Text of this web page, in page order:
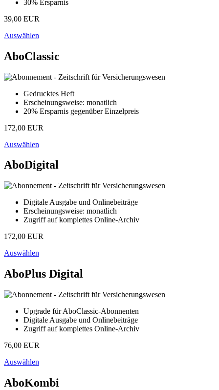
30% Ersparnis
39,00 EUR
Auswählen
AboClassic
Gedrucktes Heft
Erscheinungsweise: monatlich
20% Ersparnis gegenüber Einzelpreis
172,00 EUR
Auswählen
AboDigital
Digitale Ausgabe und Onlinebeiträge
Erscheinungsweise: monatlich
Zugriff auf komplettes Online-Archiv
172,00 EUR
Auswählen
AboPlus Digital
Upgrade für AboClassic-Abonnenten
Digitale Ausgabe und Onlinebeiträge
Zugriff auf komplettes Online-Archiv
76,00 EUR
Auswählen
AboKombi